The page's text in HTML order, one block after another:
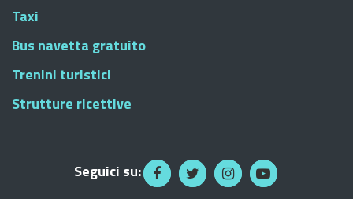
Taxi
Bus navetta gratuito
Trenini turistici
Strutture ricettive
Seguici su: